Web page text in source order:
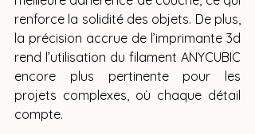
renforce la solidité des objets. De plus,
la précision accrue de l’imprimante 3d
rend l’utilisation du filament ANYCUBIC
encore plus pertinente pour les
projets complexes, où chaque détail
compte.